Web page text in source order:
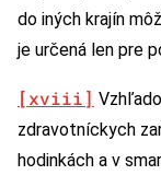
do iných krajín
je určená len pre
[xviii]
zdravotníckych
hodinkách a v